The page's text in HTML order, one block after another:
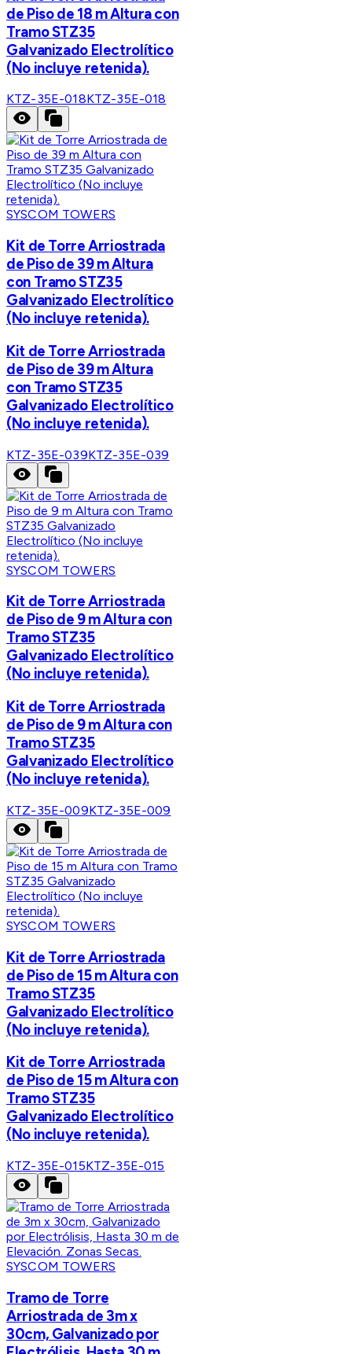
de Piso de 18 m Altura con
Tramo STZ35
Galvanizado Electrolítico
(No incluye retenida).
KTZ-35E-018KTZ-35E-018
SYSCOM TOWERS
Kit de Torre Arriostrada
de Piso de 39 m Altura
con Tramo STZ35
Galvanizado Electrolítico
(No incluye retenida).
Kit de Torre Arriostrada
de Piso de 39 m Altura
con Tramo STZ35
Galvanizado Electrolítico
(No incluye retenida).
KTZ-35E-039KTZ-35E-039
SYSCOM TOWERS
Kit de Torre Arriostrada
de Piso de 9 m Altura con
Tramo STZ35
Galvanizado Electrolítico
(No incluye retenida).
Kit de Torre Arriostrada
de Piso de 9 m Altura con
Tramo STZ35
Galvanizado Electrolítico
(No incluye retenida).
KTZ-35E-009KTZ-35E-009
SYSCOM TOWERS
Kit de Torre Arriostrada
de Piso de 15 m Altura con
Tramo STZ35
Galvanizado Electrolítico
(No incluye retenida).
Kit de Torre Arriostrada
de Piso de 15 m Altura con
Tramo STZ35
Galvanizado Electrolítico
(No incluye retenida).
KTZ-35E-015KTZ-35E-015
SYSCOM TOWERS
Tramo de Torre
Arriostrada de 3m x
30cm, Galvanizado por